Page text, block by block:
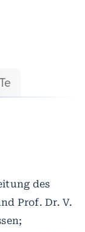
des
Prof. Dr. V.